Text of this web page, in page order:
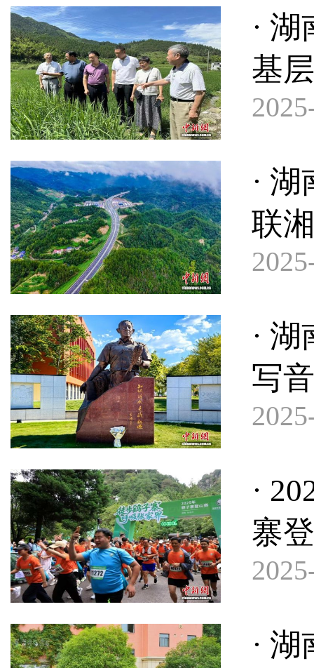
·
基
·
联
·
写
·
寨
·